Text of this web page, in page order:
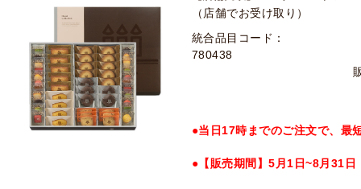
（店舗でお受け取り）
統合品目コード：
780438
●当日17時までのご注文で、最
●【販売期間】5月1日~8月31日